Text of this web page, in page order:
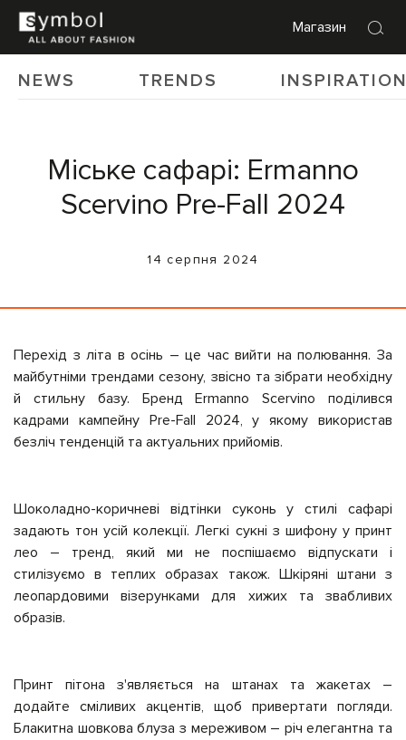
Магазин
NEWS TRENDS
Міське сафарі: Ermanno
Scervino Pre-Fall 2024
14 серпня 2024
Перехід з літа в осінь – це час вийти на полювання. За
майбутніми трендами сезону, звісно та зібрати необхідну
й стильну базу. Бренд Ermanno Scervino поділився
кадрами кампейну Pre-Fall 2024, у якому використав
безліч тенденцій та актуальних прийомів.
Шоколадно-коричневі відтінки суконь у стилі сафарі
задають тон усій колекції. Легкі сукні з шифону у принт
лео – тренд, який ми не поспішаємо відпускати і
стилізуємо в теплих образах також. Шкіряні штани з
леопардовими візерунками для хижих та звабливих
образів.
Принт пітона з'являється на штанах та жакетах –
додайте сміливих акцентів, щоб привертати погляди.
Блакитна шовкова блуза з мереживом – річ елегантна та